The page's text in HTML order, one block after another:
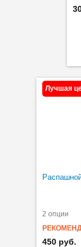
Лучшая
2 опции
450 руб.